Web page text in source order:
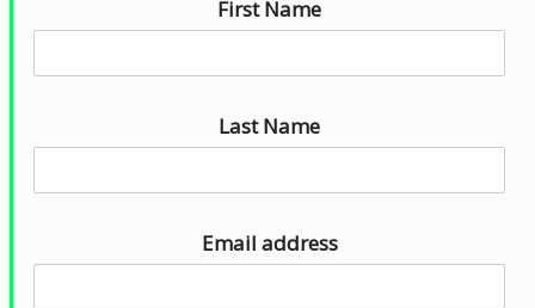
r
d
o
First Name
Last Name
Email address